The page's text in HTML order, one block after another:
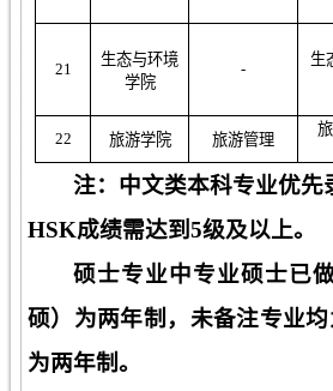
21
生态与环境
学院
-
生
22 旅游学院 旅游管理
注：中文类本科专业优先
HSK成绩需达到 5级及以上。
硕士专业中专业硕士已
硕）为两年制 ，未备注专业
为两年制。